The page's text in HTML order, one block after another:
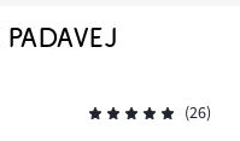
(26)